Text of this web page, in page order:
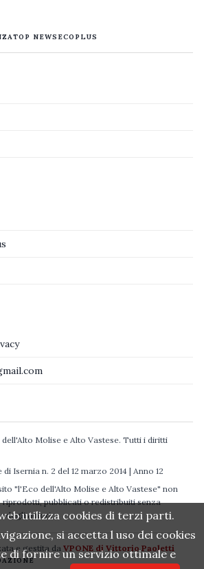
TOP NEWS ECOPLUS
Molise e Alto Vastese. Tutti i diritti
Isernia n. 2 del 12 marzo 2014 | Anno 12
"l'Eco dell'Alto Molise e Alto Vastese" non
pubblicati o redistribuiti senza
degli autori.
e gestita da VPONE di Vittorio Paoletti
utilizza cookies di terzi parti.
si accetta l uso dei cookies
di fornire un servizio ottimale e